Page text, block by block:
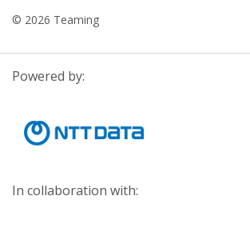
© 2026 Teaming
Powered by:
In collaboration with: